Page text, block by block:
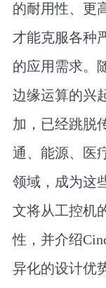
的耐用性、更
才能克服各种
的应用需求。
边缘运算的兴
加，已经跳脱
通、能源、医
领域，成为这
文将从工控机
性，并介绍
异化的设计优